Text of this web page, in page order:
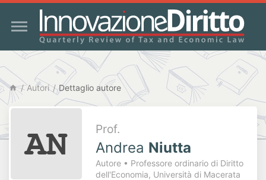
Autori Dettaglio autore
Prof.
Andrea Niutta
Autore • Professore ordinario di Diritto
dell'Economia, Università di Macerata